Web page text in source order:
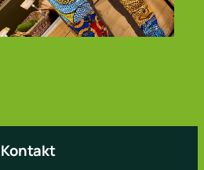
Kontakt